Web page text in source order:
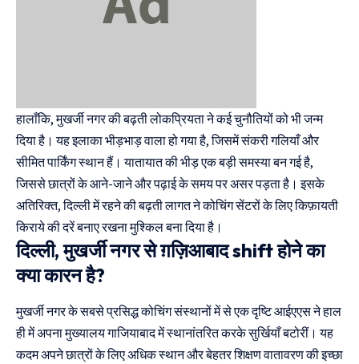
हालाँकि, मुखर्जी नगर की बढ़ती लोकप्रियता ने कई चुनौतियों को भी जन्म
दिया है। यह इलाका भीड़भाड़ वाला हो गया है, जिसमें संकरी गलियाँ और
सीमित पार्किंग स्थान हैं। यातायात की भीड़ एक बड़ी समस्या बन गई है,
जिससे छात्रों के आने-जाने और पढ़ाई के समय पर असर पड़ता है। इसके
अतिरिक्त, दिल्ली में रहने की बढ़ती लागत ने कोचिंग सेंटरों के लिए किफ़ायती
किराये की दरें बनाए रखना मुश्किल बना दिया है।
दिल्ली, मुखर्जी नगर से ग़ज़िआबाद shift होने का
क्या कारन है?
मुखर्जी नगर के सबसे प्रसिद्ध कोचिंग संस्थानों में से एक दृष्टि आईएएस ने हाल
ही में अपना मुख्यालय गाजियाबाद में स्थानांतरित करके सुर्खियाँ बटोरीं। यह
कदम अपने छात्रों के लिए अधिक स्थान और बेहतर शिक्षण वातावरण की इच्छा